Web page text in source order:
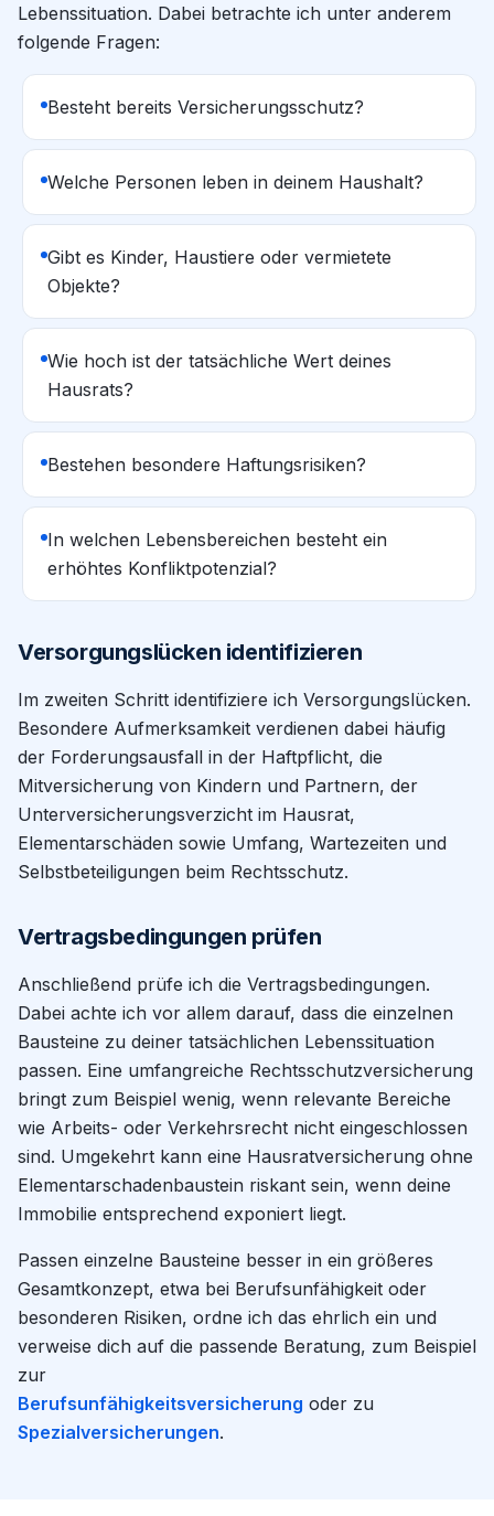
Lebenssituation. Dabei betrachte ich unter anderem
folgende Fragen:
Besteht bereits Versicherungsschutz?
Welche Personen leben in deinem Haushalt?
Gibt es Kinder, Haustiere oder vermietete
Objekte?
Wie hoch ist der tatsächliche Wert deines
Hausrats?
Bestehen besondere Haftungsrisiken?
In welchen Lebensbereichen besteht ein
erhöhtes Konfliktpotenzial?
Versorgungslücken identifizieren
Im zweiten Schritt identifiziere ich Versorgungslücken.
Besondere Aufmerksamkeit verdienen dabei häufig
der Forderungsausfall in der Haftpflicht, die
Mitversicherung von Kindern und Partnern, der
Unterversicherungsverzicht im Hausrat,
Elementarschäden sowie Umfang, Wartezeiten und
Selbstbeteiligungen beim Rechtsschutz.
Vertragsbedingungen prüfen
Anschließend prüfe ich die Vertragsbedingungen.
Dabei achte ich vor allem darauf, dass die einzelnen
Bausteine zu deiner tatsächlichen Lebenssituation
passen. Eine umfangreiche Rechtsschutzversicherung
bringt zum Beispiel wenig, wenn relevante Bereiche
wie Arbeits- oder Verkehrsrecht nicht eingeschlossen
sind. Umgekehrt kann eine Hausratversicherung ohne
Elementarschadenbaustein riskant sein, wenn deine
Immobilie entsprechend exponiert liegt.
Passen einzelne Bausteine besser in ein größeres
Gesamtkonzept, etwa bei Berufsunfähigkeit oder
besonderen Risiken, ordne ich das ehrlich ein und
verweise dich auf die passende Beratung, zum Beispiel
zur
Berufsunfähigkeitsversicherung oder zu
Spezialversicherungen.